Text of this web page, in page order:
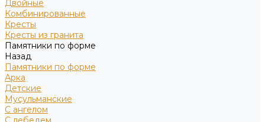
Двойные
Комбинированные
Кресты
Кресты из гранита
Памятники по форме
Назад
Памятники по форме
Арка
Детские
Мусульманские
С ангелом